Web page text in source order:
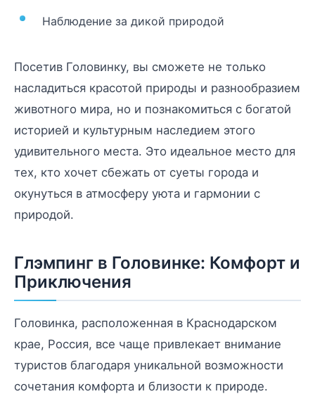
Наблюдение за дикой природой
Посетив Головинку, вы сможете не только
насладиться красотой природы и разнообразием
животного мира, но и познакомиться с богатой
историей и культурным наследием этого
удивительного места. Это идеальное место для
тех, кто хочет сбежать от суеты города и
окунуться в атмосферу уюта и гармонии с
природой.
Глэмпинг в Головинке: Комфорт и
Приключения
Головинка, расположенная в Краснодарском
крае, Россия, все чаще привлекает внимание
туристов благодаря уникальной возможности
сочетания комфорта и близости к природе.